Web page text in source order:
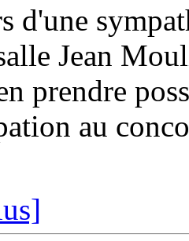
d'une
Jean
prendre
au